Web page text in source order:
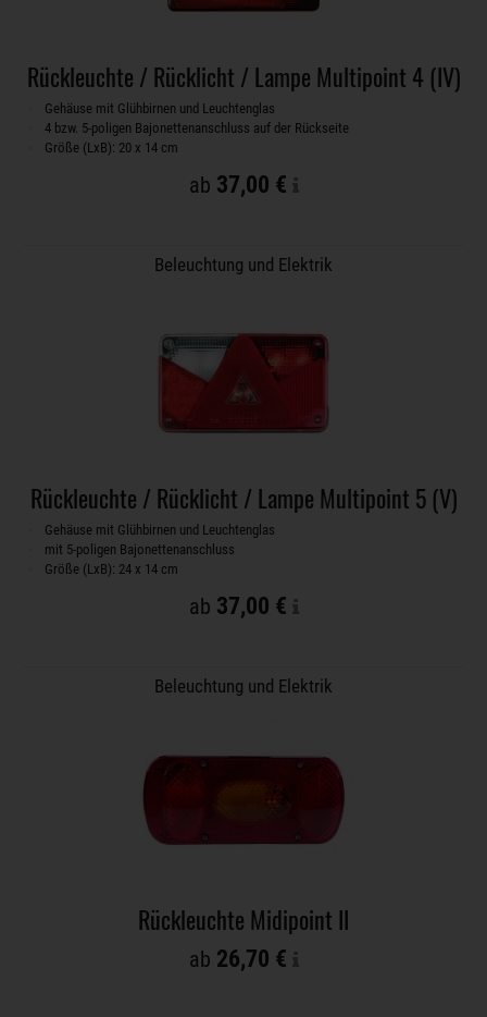
Rückleuchte / Rücklicht / Lampe Multipoint 4 (IV)
Gehäuse mit Glühbirnen und Leuchtenglas
4 bzw. 5-poligen Bajonettenanschluss auf der Rückseite
Größe (LxB): 20 x 14 cm
ab 37,00 €
Beleuchtung und Elektrik
Rückleuchte / Rücklicht / Lampe Multipoint 5 (V)
Gehäuse mit Glühbirnen und Leuchtenglas
mit 5-poligen Bajonettenanschluss
Größe (LxB): 24 x 14 cm
ab 37,00 €
Beleuchtung und Elektrik
Rückleuchte Midipoint II
ab 26,70 €